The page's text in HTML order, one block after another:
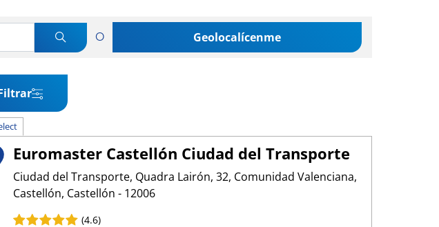
O Geolocalícenme
Euromaster Castellón Ciudad del Transporte
Ciudad del Transporte, Quadra Lairón, 32, Comunidad Valenciana,
Castellón, Castellón - 12006
(4.6)